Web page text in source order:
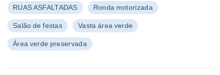
RUAS ASFALTADAS Ronda motorizada
Salão de festas Vasta área verde
Área verde preservada